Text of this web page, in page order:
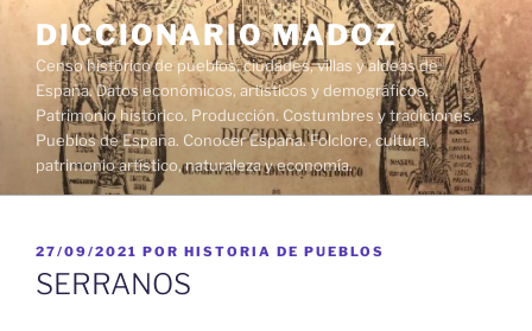
contenido
DICCIONARIO MADOZ
Censo histórico de pueblos, ciudades, villas y aldeas de
España. Datos económicos, artísticos y demográficos.
Patrimonio histórico. Producción. Costumbres y tradiciones.
Pueblos de España. Conocer España. Folclore, cultura,
patrimonio artístico, naturaleza y economía.
PUBLICADO
EL
27/09/2021 POR HISTORIA DE PUEBLOS
SERRANOS